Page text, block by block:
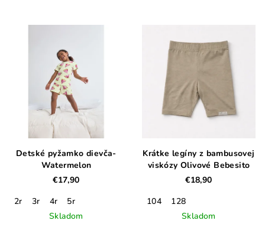
Detské pyžamko dievča-
Watermelon
€17,90
2r
3r 4r
5r
Skladom
Krátke legíny z bambusovej
viskózy Olivové Bebesito
€18,90
104
128
Skladom